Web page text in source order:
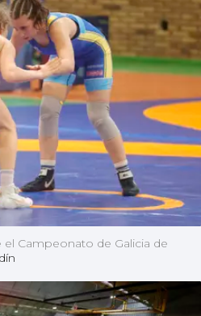
el Campeonato de Galicia de